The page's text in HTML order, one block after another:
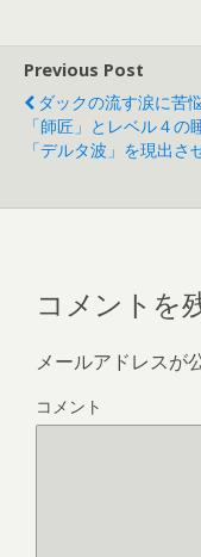
Previous Post
ダックの流す涙に苦
「師匠」とレベル４の
「デルタ波」を現出さ
コメントを
メールアドレスが
コメント